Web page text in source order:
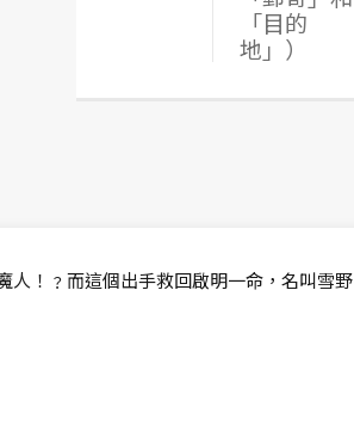
「目的
地」）
人！﹖而這個出手救回啟明一命，名叫雪野